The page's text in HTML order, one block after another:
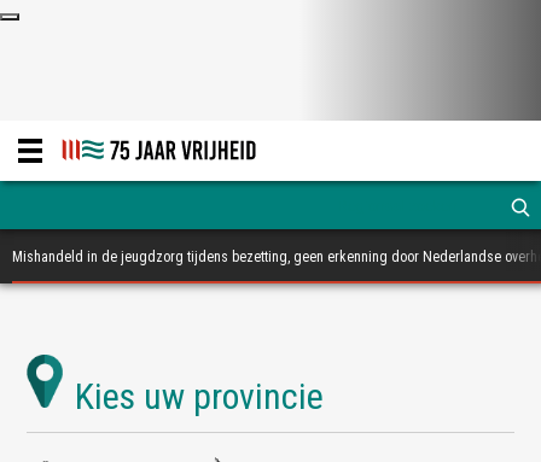
Mishandeld in de jeugdzorg tijdens bezetting, geen erkenning door Nederlandse